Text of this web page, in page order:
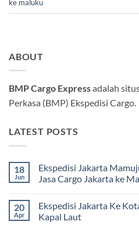
ke maluku
ABOUT
BMP Cargo Expressadalah
Perkasa (BMP) Ekspedisi Cargo.
LATEST POSTS
18
Jun
Ekspedisi Jakarta
Jasa Cargo Jakarta ke
komentar
pada
Ekspedisi
20
Apr
Ekspedisi Jakarta Ke
Kapal Laut